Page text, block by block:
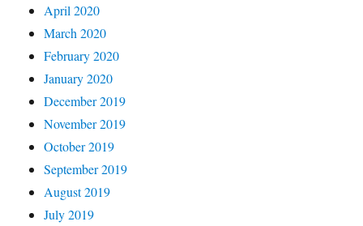
April 2020
March 2020
February 2020
January 2020
December 2019
November 2019
October 2019
September 2019
August 2019
July 2019